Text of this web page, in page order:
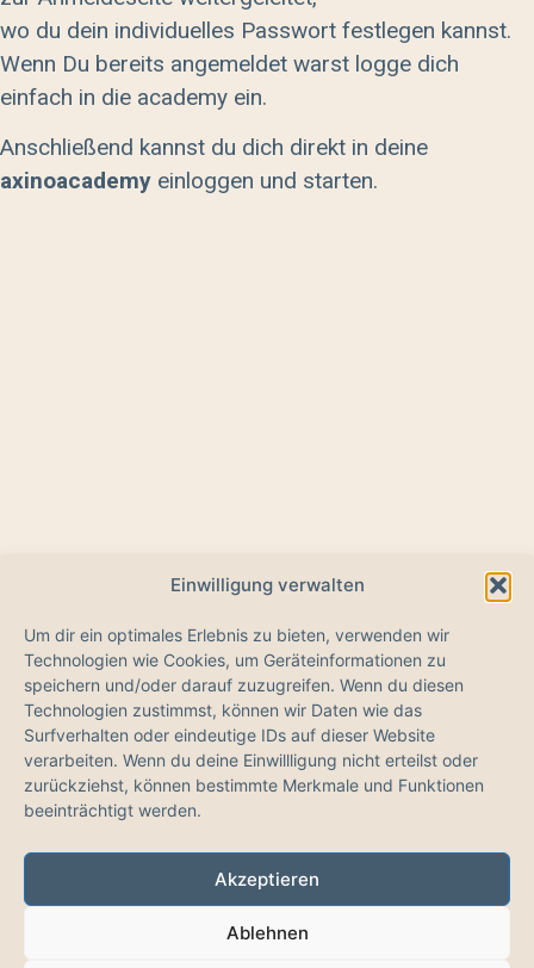
Einwilligung verwalten
Um dir ein optimales Erlebnis zu bieten, verwenden wir
Technologien wie Cookies, um Geräteinformationen zu
speichern und/oder darauf zuzugreifen. Wenn du diesen
Technologien zustimmst, können wir Daten wie das
Surfverhalten oder eindeutige IDs auf dieser Website
verarbeiten. Wenn du deine Einwillligung nicht erteilst oder
zurückziehst, können bestimmte Merkmale und Funktionen
beeinträchtigt werden.
Akzeptieren
Ablehnen
wo du dein individuelles Passwort festlegen kannst.
Wenn Du bereits angemeldet warst logge dich
einfach in die academy ein.
Anschließend kannst du dich direkt in deine
axinoacademy einloggen und starten.
Dein Einstieg in die Welt, die wir seit 35 Jahren leben.
by